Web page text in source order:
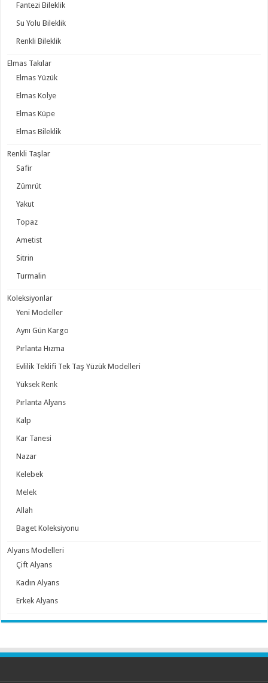
Fantezi Bileklik
Su Yolu Bileklik
Renkli Bileklik
Elmas Takılar
Elmas Yüzük
Elmas Kolye
Elmas Küpe
Elmas Bileklik
Renkli Taşlar
Safir
Zümrüt
Yakut
Topaz
Ametist
Sitrin
Turmalin
Koleksiyonlar
Yeni Modeller
Aynı Gün Kargo
Pırlanta Hızma
Evlilik Teklifi Tek Taş Yüzük Modelleri
Yüksek Renk
Pırlanta Alyans
Kalp
Kar Tanesi
Nazar
Kelebek
Melek
Allah
Baget Koleksiyonu
Alyans Modelleri
Çift Alyans
Kadın Alyans
Erkek Alyans